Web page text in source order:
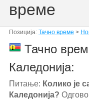
време
Позиција: Тачно време >
Тачно
Каледонија:
Питање: Колико је
Каледонија?